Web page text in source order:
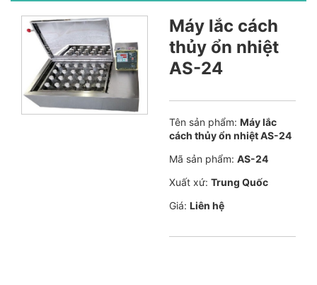
Máy lắc cách
thủy ổn nhiệt
AS-24
Tên sản phẩm: Máy lắc
cách thủy ổn nhiệt AS-24
Mã sản phẩm: AS-24
Xuất xứ: Trung Quốc
Giá: Liên hệ